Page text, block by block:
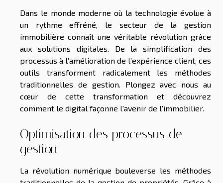
Dans le monde moderne où la technologie évolue à
un rythme effréné, le secteur de la gestion
immobilière connaît une véritable révolution grâce
aux solutions digitales. De la simplification des
processus à l’amélioration de l’expérience client, ces
outils transforment radicalement les méthodes
traditionnelles de gestion. Plongez avec nous au
cœur de cette transformation et découvrez
comment le digital façonne l'avenir de l'immobilier.
Optimisation des processus de
gestion
La révolution numérique bouleverse les méthodes